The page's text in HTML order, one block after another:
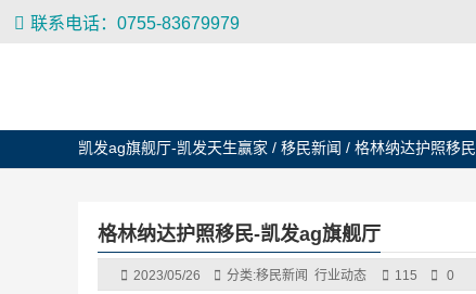
联系电话：0755-83679979
凯发ag旗舰厅-凯发天生赢家 / 移民新闻 / 格林纳达护照移民
格林纳达护照移民-凯发ag旗舰厅
2023/05/26 分类:移民新闻 行业动态 115 0